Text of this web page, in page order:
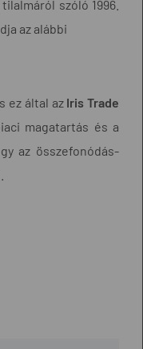
szóló 1996.
az alábbi
ez által az Iris Trade
magatartás és a
az összefonódás-